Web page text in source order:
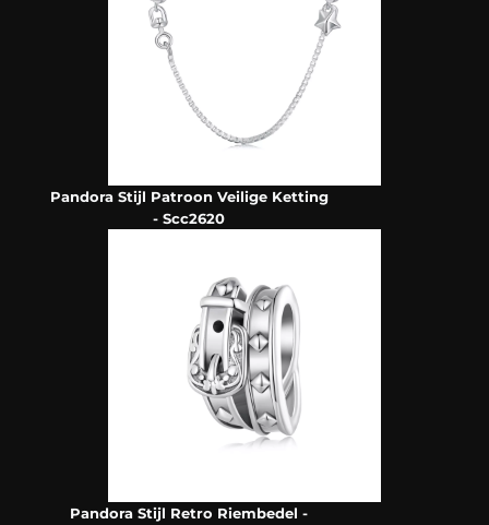
Pandora Stijl Patroon Veilige Ketting
- Scc2620
Pandora Stijl Retro Riembedel -